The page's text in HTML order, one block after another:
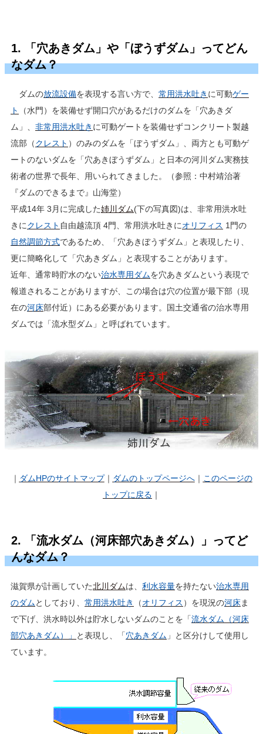
1. 「穴あきダム」や「ぼうずダム」ってどん
なダム？
ダムの放流設備を表現する言い方で、 常用洪水吐き に可動ゲー
ト
（水門）を装備せず開口穴があるだけのダムを「穴あきダ
ム」、 非常用洪水吐き に可動ゲートを装備せずコンクリート製越
流部（クレスト ）のみのダムを「ぼうずダム」、両方とも可動ゲ
ートのないダムを「穴あきぼうずダム」と日本の河川ダム実務技
術者の世界で長年、用いられてきました。（参照：中村靖治著
『ダムのできるまで』山海堂）
平成14年 3月に完成した姉川ダム(下の写真図)は、非常用洪水吐
きにクレスト 自由越流頂 4門、常用洪水吐きにオリフィス 1 門の
自然調節方式であるため、「穴あきぼうずダム」と表現したり、
更に簡略化して「穴あきダム」と表現することがあります。
近年、通常時貯水のない治水専用ダムを穴あきダムという表現で
報道されることがありますが、この場合は穴の位置が最下部（現
在の河床部付近）にある必要があります。国土交通省の治水専用
ダムでは「流水型ダム」と呼ばれています。
｜ ダムHPのサイトマップ｜ ダムのトップページへ｜ このページの
トップに戻る ｜
2. 「流水ダム（河床部穴あきダム）」ってど
んなダム？
滋賀県が計画していた北川ダムは、 利水容量を持たない治水専用
のダムとしており、 常用洪水吐き （オリフィス ）を現況の河床ま
で下げ、洪水時以外は貯水しないダムのことを「流水ダム（河床
部穴あきダム）」
と表現し、「穴あきダム 」と区分けして使用し
ています。